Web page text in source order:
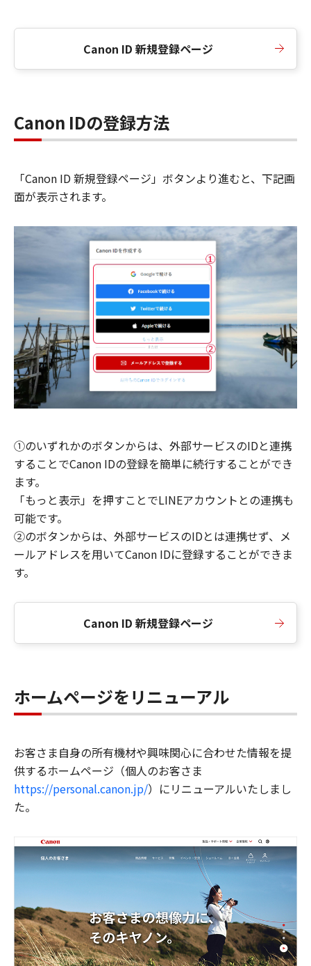
Canon ID 新規登録ページ
Canon IDの登録方法
「Canon ID 新規登録ページ」ボタンより進むと、下記画
面が表示されます。
①のいずれかのボタンからは、外部サービスのIDと連携
することでCanon IDの登録を簡単に続行することができ
ます。
「もっと表示」を押すことでLINEアカウントとの連携も
可能です。
②のボタンからは、外部サービスのIDとは連携せず、メ
ールアドレスを用いてCanon IDに登録することができま
す。
Canon ID 新規登録ページ
ホームページをリニューアル
お客さま自身の所有機材や興味関心に合わせた情報を提
供するホームページ（個人のお客さま
https://personal.canon.jp/）にリニューアルいたしまし
た。